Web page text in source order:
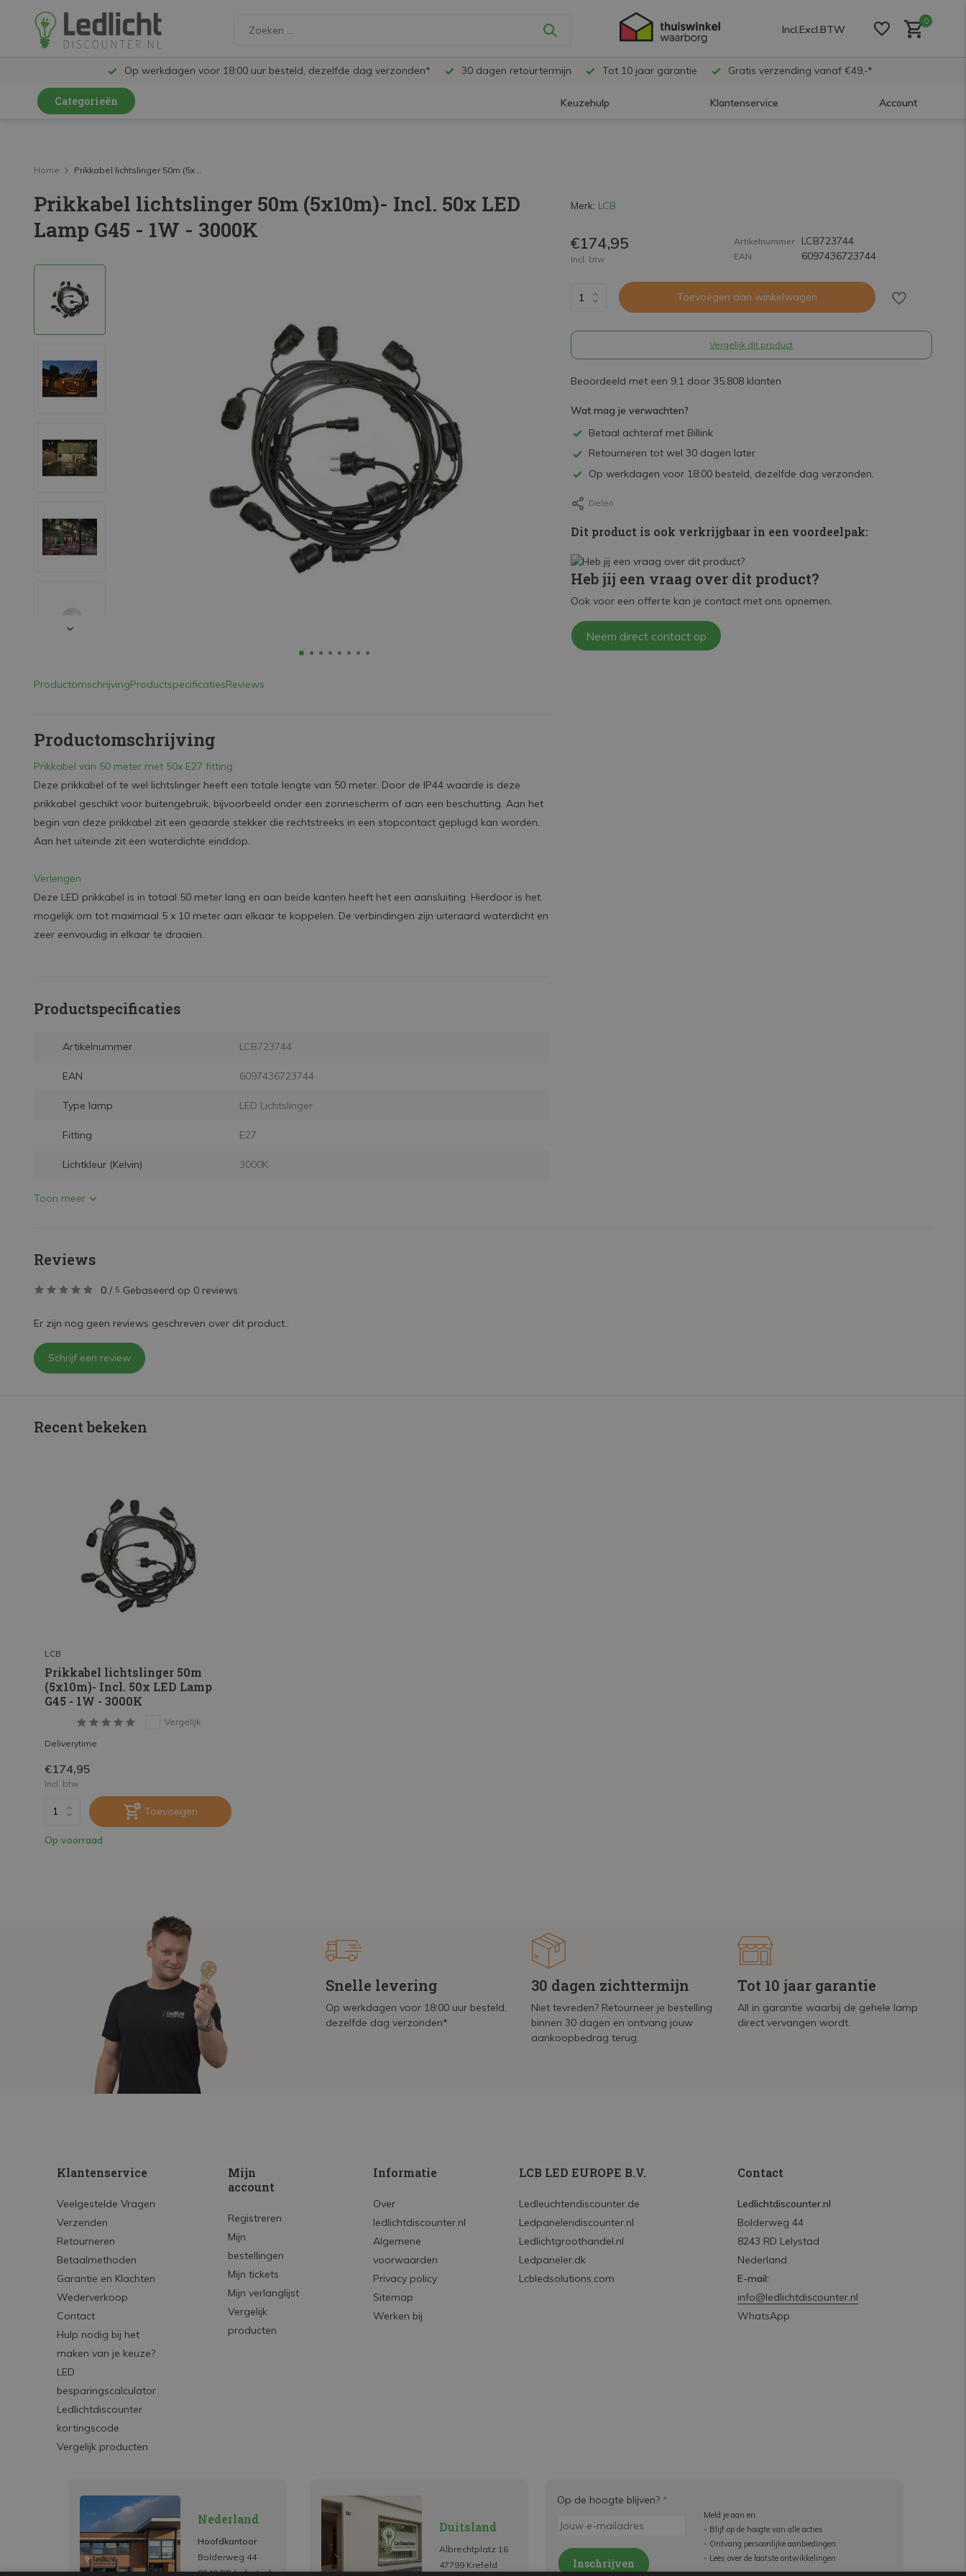
Incl.Excl.BTW
0
Op werkdagen voor 18:00 uur besteld, dezelfde dag verzonden* 30 dagen retourtermijn Tot 10 jaar garantie Gratis verzending vanaf €49,-*
Categorieën Keuzehulp Klantenservice Account
LED Railspots
LED Panelen
LED TL
LED High Bay lampen
LED Buitenverlichting
Mega Sale
Home Prikkabel lichtslinger 50m (5x...
Prikkabel lichtslinger 50m (5x10m)- Incl. 50x LED
Lamp G45 - 1W - 3000K
ProductomschrijvingProductspecificatiesReviews
Productomschrijving
Prikkabel van 50 meter met 50x E27 fitting
Deze prikkabel of te wel lichtslinger heeft een totale lengte van 50 meter. Door de IP44 waarde is deze
prikkabel geschikt voor buitengebruik, bijvoorbeeld onder een zonnescherm of aan een beschutting. Aan het
begin van deze prikkabel zit een geaarde stekker die rechtstreeks in een stopcontact geplugd kan worden.
Aan het uiteinde zit een waterdichte einddop.
Verlengen
Deze LED prikkabel is in totaal 50 meter lang en aan beide kanten heeft het een aansluiting. Hierdoor is het
mogelijk om tot maximaal 5 x 10 meter aan elkaar te koppelen. De verbindingen zijn uiteraard waterdicht en
zeer eenvoudig in elkaar te draaien.
Productspecificaties
Artikelnummer LCB723744
EAN 6097436723744
Type lamp LED Lichtslinger
Fitting E27
Lichtkleur (Kelvin) 3000K
Toon meer
Merk: LCB
€174,95
Incl. btw
Artikelnummer LCB723744
EAN 6097436723744
Toevoegen aan winkelwagen
Vergelijk dit product
Beoordeeld met een 9,1 door 35.808 klanten
Wat mag je verwachten?
Betaal achteraf met Billink
Retourneren tot wel 30 dagen later
Op werkdagen voor 18:00 besteld, dezelfde dag verzonden.
Delen
Dit product is ook verkrijgbaar in een voordeelpak:
Heb jij een vraag over dit product?
Ook voor een offerte kan je contact met ons opnemen.
Neem direct contact op
Reviews
0 / 5 Gebaseerd op 0 reviews
Er zijn nog geen reviews geschreven over dit product..
Schrijf een review
Recent bekeken
LCB
Prikkabel lichtslinger 50m
(5x10m)- Incl. 50x LED Lamp
G45 - 1W - 3000K
Vergelijk
Deliverytime
€174,95
Incl. btw
Toevoegen
Op voorraad
Snelle levering
Op werkdagen voor 18:00 uur besteld,
dezelfde dag verzonden*
30 dagen zichttermijn
Niet tevreden? Retourneer je bestelling
binnen 30 dagen en ontvang jouw
aankoopbedrag terug.
Tot 10 jaar garantie
All in garantie waarbij de gehele lamp
direct vervangen wordt.
Klantenservice
Veelgestelde Vragen
Verzenden
Retourneren
Betaalmethoden
Garantie en Klachten
Wederverkoop
Contact
Hulp nodig bij het
maken van je keuze?
LED
besparingscalculator
Ledlichtdiscounter
kortingscode
Vergelijk producten
Mijn
account
Registreren
Mijn
bestellingen
Mijn tickets
Mijn verlanglijst
Vergelijk
producten
Informatie
Over
ledlichtdiscounter.nl
Algemene
voorwaarden
Privacy policy
Sitemap
Werken bij
LCB LED EUROPE B.V.
Ledleuchtendiscounter.de
Ledpanelendiscounter.nl
Ledlichtgroothandel.nl
Ledpaneler.dk
Lcbledsolutions.com
Contact
Ledlichtdiscounter.nl
Bolderweg 44
8243 RD Lelystad
Nederland
E-mail:
info@ledlichtdiscounter.nl
WhatsApp
Nederland
Hoofdkantoor
Bolderweg 44
8243 RD Lelystad
Duitsland
Albrechtplatz 16
47799 Krefeld
Op de hoogte blijven? *
Inschrijven
Meld je aan en:
- Blijf op de hoogte van alle acties
- Ontvang persoonlijke aanbiedingen
- Lees over de laatste ontwikkelingen